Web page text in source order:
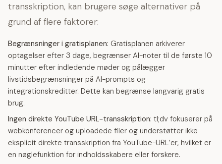
transskription, kan brugere søge alternativer på
grund af flere faktorer:
Begrænsninger i gratisplanen: Gratisplanen arkiverer
optagelser efter 3 dage, begrænser AI-noter til de første 10
minutter efter indledende møder og pålægger
livstidsbegrænsninger på AI-prompts og
integrationskreditter. Dette kan begrænse langvarig gratis
brug.
Ingen direkte YouTube URL-transskription: tl;dv fokuserer på
webkonferencer og uploadede filer og understøtter ikke
eksplicit direkte transskription fra YouTube-URL’er, hvilket er
en nøglefunktion for indholdsskabere eller forskere.